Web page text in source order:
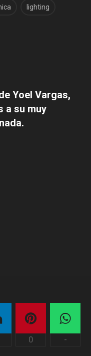
lighting
Yoel Vargas,
a su muy
0 -